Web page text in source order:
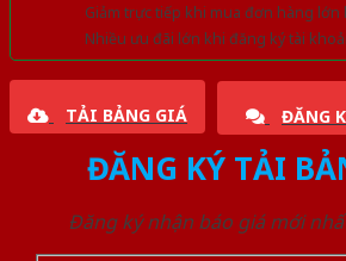
Giảm trực tiếp khi mua đơn hàng lớn
Nhiều ưu đãi lớn khi đăng ký tài
TẢI BẢNG GIÁ ĐĂNG
ĐĂNG KÝ TẢI
Đăng ký nhận báo giá mới